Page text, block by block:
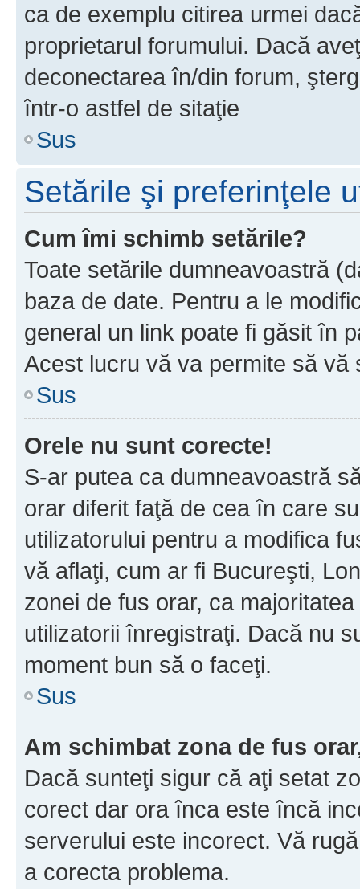
ca de exemplu citirea urmei
proprietarul forumului. Dacă
deconectarea în/din forum,
într-o astfel de sitaţie
Sus
Setările şi preferinţele
Cum îmi schimb setările?
Toate setările dumneavoastră
baza de date. Pentru a le
general un link poate fi găsit în
Acest lucru vă va permite să vă
Sus
Orele nu sunt corecte!
S-ar putea ca dumneavoastră
orar diferit faţă de cea în care
utilizatorului pentru a modifica
vă aflaţi, cum ar fi Bucureşti,
zonei de fus orar, ca
utilizatorii înregistraţi. Dacă nu
moment bun să o faceţi.
Sus
Am schimbat zona de fus
Dacă sunteţi sigur că aţi setat
corect dar ora înca este încă
serverului este incorect. Vă
a corecta problema.